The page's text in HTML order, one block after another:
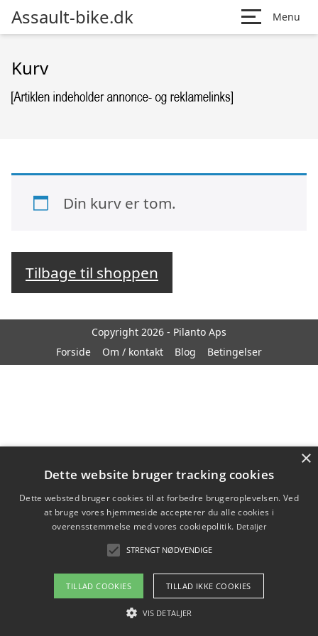
Assault-bike.dk Menu
Kurv
Din kurv er tom.
Tilbage til shoppen
Copyright 2026 - Pilanto Aps
Forside
Om / kontakt Blog Betingelser
×
Dette website bruger tracking cookies
Dette websted bruger cookies til at forbedre brugeroplevelsen. Ved
at bruge vores hjemmeside accepterer du alle cookies i
overensstemmelse med vores cookiepolitik. Detaljer
STRENGT NØDVENDIGE
TILLAD COOKIES TILLAD IKKE COOKIES
VIS DETALJER